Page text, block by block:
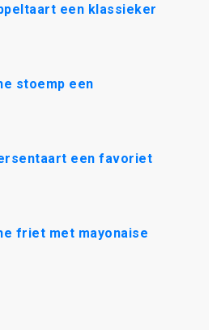
een klassieker
stoemp een
een favoriet
friet met mayonaise